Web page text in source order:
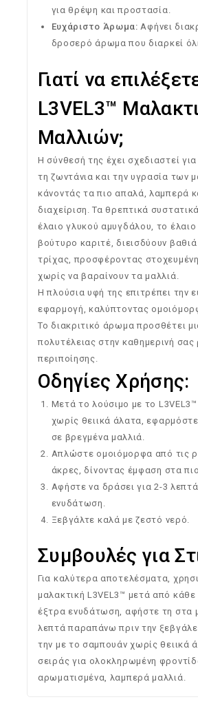
για θρέψη και προστασία.
Ευχάριστο Άρωμα: Αφήνει
δροσερό άρωμα που διαρκεί
Γιατί να
L3VEL3™
Μαλλιών;
Η σύνθεσή της έχει σχεδιαστεί
τη ζωντάνια και την υγρασία των
κάνοντάς τα πιο απαλά, λαμπερά
διαχείριση. Τα θρεπτικά
έλαιο γλυκού αμυγδάλου, το
βούτυρο καριτέ, διεισδύουν
τρίχας, προσφέροντας
χωρίς να βαραίνουν τα μαλλιά.
Η πλούσια υφή της επιτρέπει την
εφαρμογή, καλύπτοντας
Το διακριτικό άρωμα προσθέτει
πολυτέλειας στην καθημερινή σας
περιποίησης.
Οδηγίες Χρήσης:
Μετά το λούσιμο με το
χωρίς θειικά άλατα,
σε βρεγμένα μαλλιά.
Απλώστε ομοιόμορφα από τις
άκρες, δίνοντας έμφαση στα
Αφήστε να δράσει για 2-3 λεπτά
ενυδάτωση.
Ξεβγάλτε καλά με ζεστό νερό.
Συμβουλές για
Για καλύτερα αποτελέσματα,
μαλακτική L3VEL3™ μετά από κάθε
έξτρα ενυδάτωση, αφήστε τη στα
λεπτά παραπάνω πριν την
την με το σαμπουάν χωρίς θειικά
σειράς για ολοκληρωμένη
αρωματισμένα, λαμπερά μαλλιά.